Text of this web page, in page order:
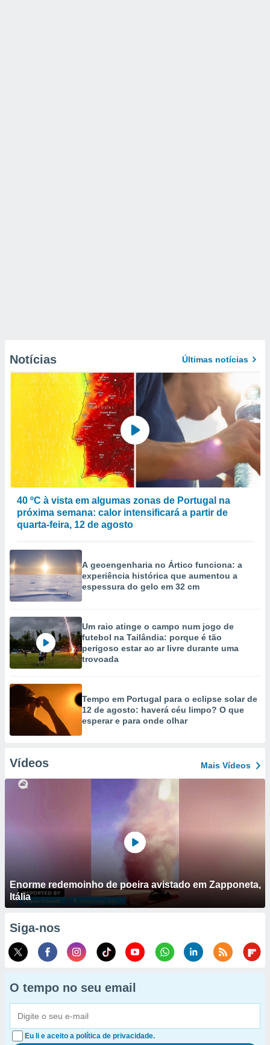
Notícias Últimas notícias
40 ºC à vista em algumas zonas de Portugal na
próxima semana: calor intensificará a partir de
quarta-feira, 12 de agosto
A geoengenharia no Ártico funciona: a
experiência histórica que aumentou a
espessura do gelo em 32 cm
Um raio atinge o campo num jogo de
futebol na Tailândia: porque é tão
perigoso estar ao ar livre durante uma
trovoada
Tempo em Portugal para o eclipse solar de
12 de agosto: haverá céu limpo? O que
esperar e para onde olhar
Vídeos Mais Vídeos
Enorme redemoinho de poeira avistado em Zapponeta,
Itália
Siga-nos
O tempo no seu email
Eu li e aceito a política de privacidade.